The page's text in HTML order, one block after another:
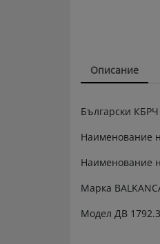
Описание
Български КБРЧ
Наименование
Наименование
Марка
Модел ДВ